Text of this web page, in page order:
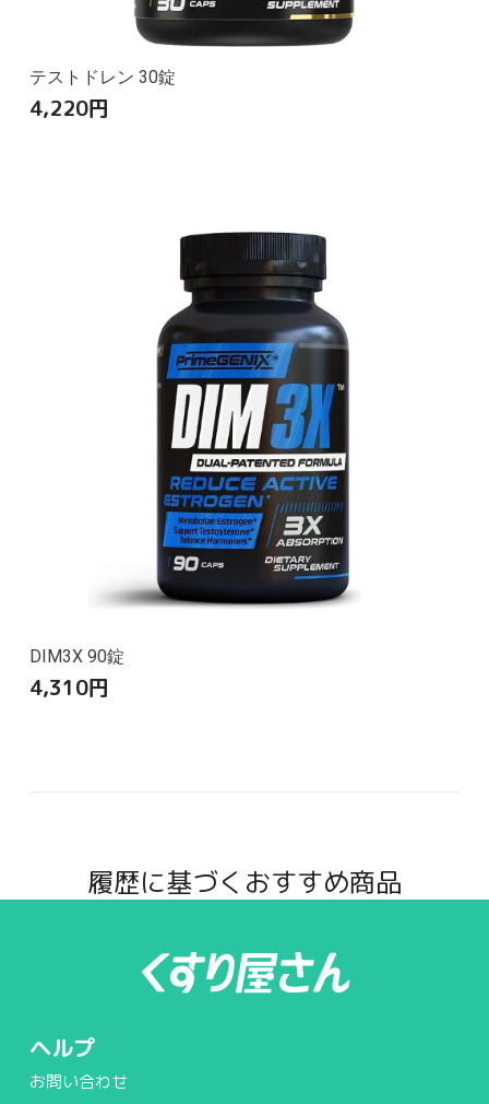
テストドレン 30錠
4,220円
DIM3X 90錠
4,310円
履歴に基づくおすすめ商品
ヘルプ
お問い合わせ